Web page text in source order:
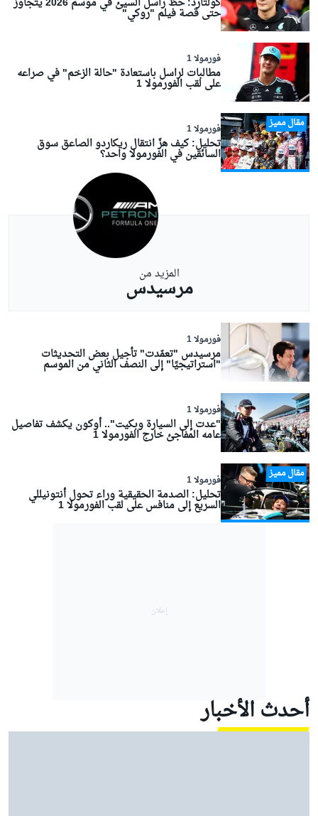
حتى قصة فيلم "روكي"
فورمولا 1
مطالبات لراسل باستعادة "حالة الزخم" في صراعه
على لقب الفورمولا 1
مقال مميز فورمولا 1
تحليل: كيف هزّ انتقال ريكاردو الصاعق سوق
السائقين في الفورمولا واحد؟
المزيد من
مرسيدس
فورمولا 1
مرسيدس "تعمّدت" تأجيل بعض التحديثات
"استراتيجيًا" إلى النصف الثاني من الموسم
فورمولا 1
"عدت إلى السيارة وبكيت".. أوكون يكشف تفاصيل
عامه المفاجئ خارج الفورمولا 1
مقال مميز فورمولا 1
تحليل: الصدمة الحقيقية وراء تحول أنتونيللي
السريع إلى منافس على لقب الفورمولا 1
أحدث الأخبار